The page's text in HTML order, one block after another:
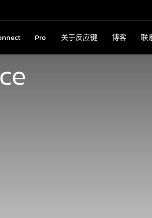
Pro 关于反应键 博客 联
Pro 关于反应键 博客